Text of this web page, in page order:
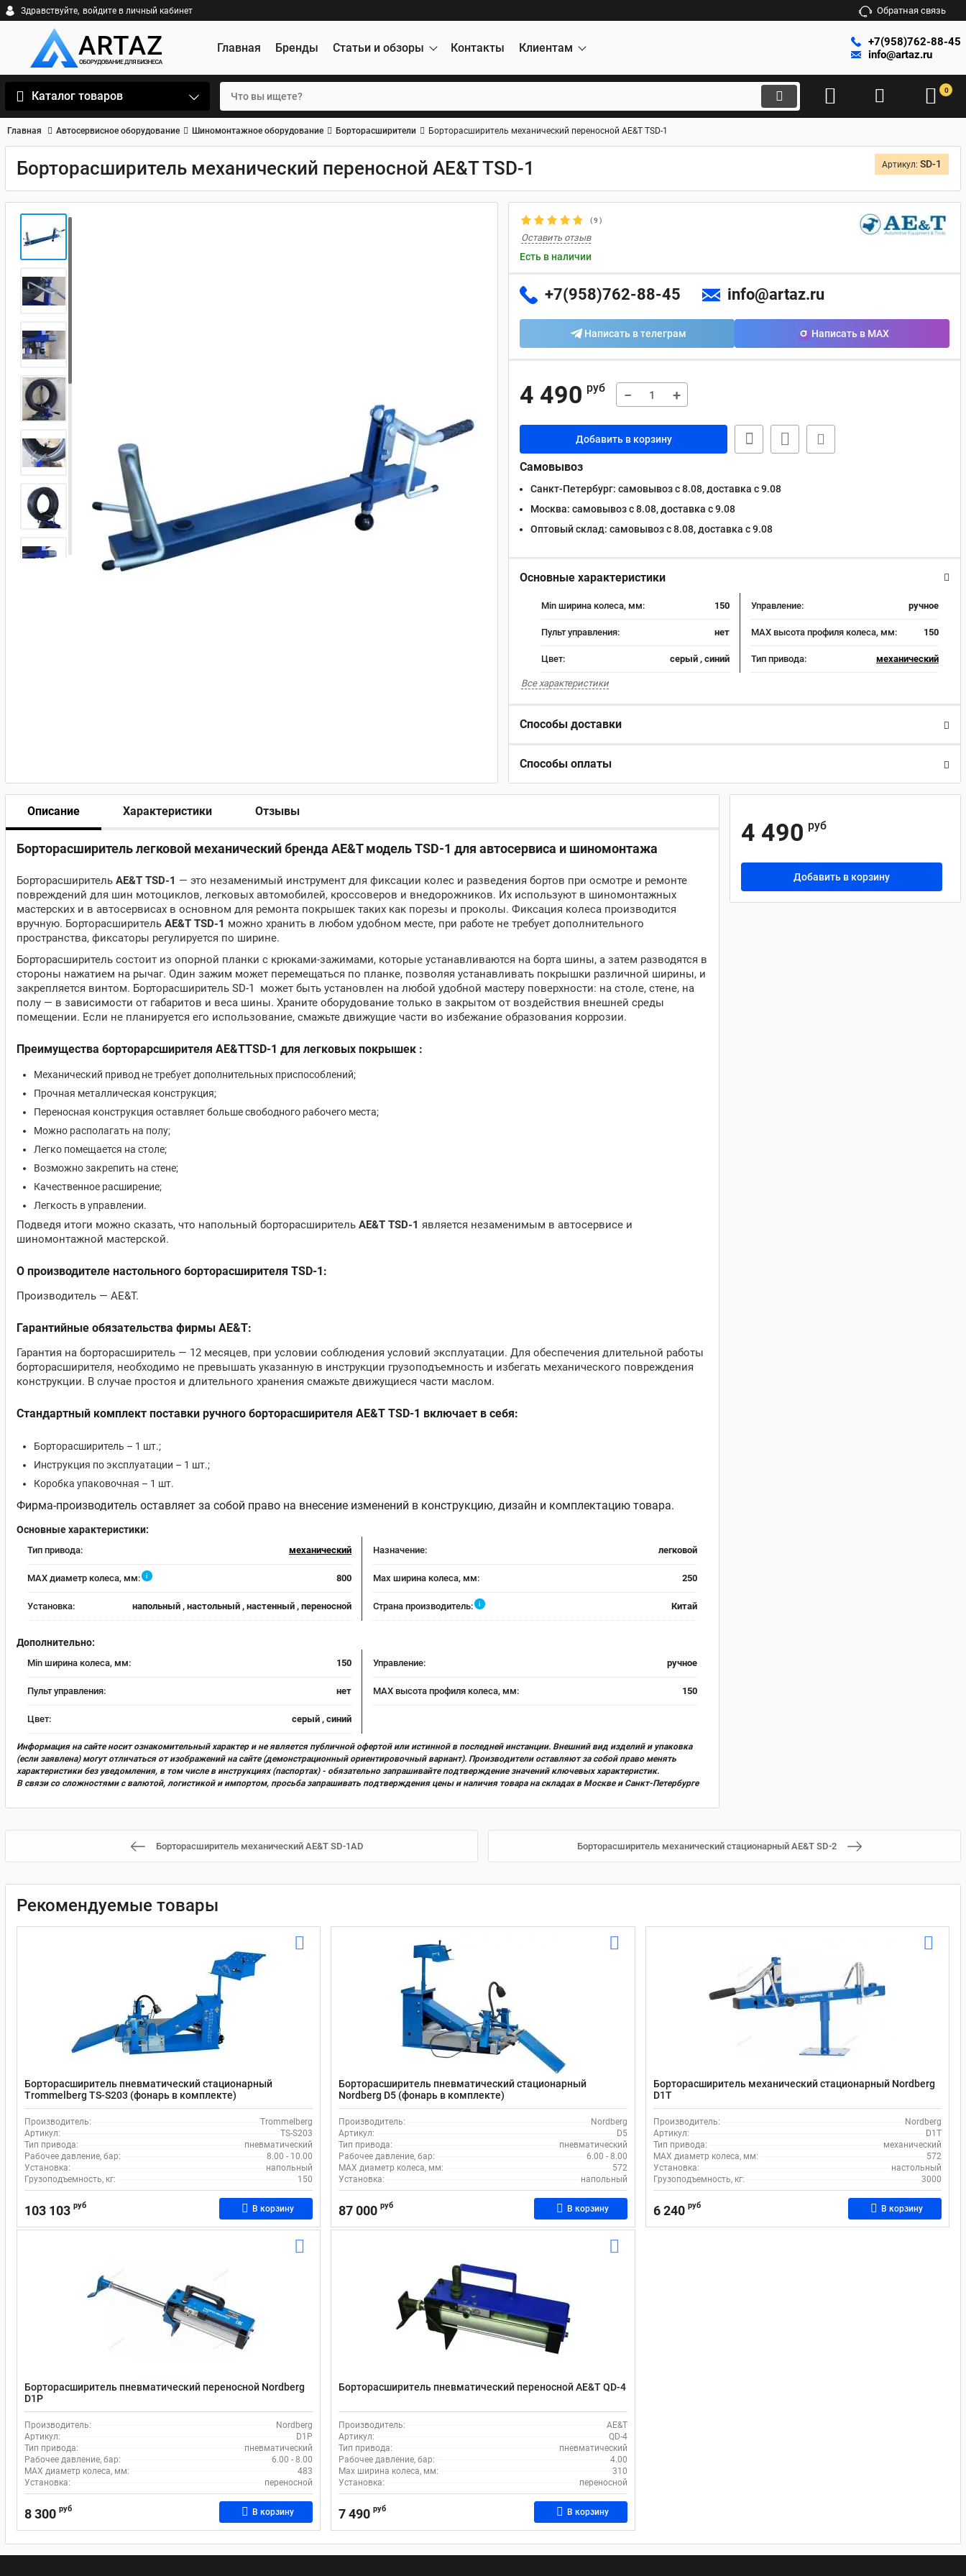
Здравствуйте, войдите в личный кабинет Обратная связь
Главная Бренды Статьи и обзоры Контакты Клиентам
+7(958)762-88-45
info@artaz.ru
Каталог товаров 0
Главная Автосервисное оборудование Шиномонтажное оборудование Борторасширители Борторасширитель механический переносной AE&T TSD-1
Борторасширитель механический переносной AE&T TSD-1 Артикул: SD-1
(9 )
Оставить отзыв
Есть в наличии
+7(958)762-88-45 info@artaz.ru
Написать в телеграм Написать в MAX
4 490 руб − +
Добавить в корзину
Самовывоз
Санкт-Петербург: самовывоз с 8.08, доставка c 9.08
Москва: самовывоз с 8.08, доставка c 9.08
Оптовый склад: самовывоз с 8.08, доставка c 9.08
Основные характеристики
Min ширина колеса, мм: 150 Управление: ручное
Пульт управления: нет MAX высота профиля колеса, мм: 150
Цвет: серый , синий Тип привода: механический
Все характеристики
Способы доставки
Способы оплаты
Описание Характеристики Отзывы
Борторасширитель легковой механический бренда AE&T модель TSD-1 для автосервиса и шиномонтажа
Борторасширитель AE&T TSD-1 — это незаменимый инструмент для фиксации колес и разведения бортов при осмотре и ремонте
повреждений для шин мотоциклов, легковых автомобилей, кроссоверов и внедорожников. Их используют в шиномонтажных
мастерских и в автосервисах в основном для ремонта покрышек таких как порезы и проколы. Фиксация колеса производится
вручную. Борторасширитель AE&T TSD-1 можно хранить в любом удобном месте, при работе не требует дополнительного
пространства, фиксаторы регулируется по ширине.
Борторасширитель состоит из опорной планки с крюками-зажимами, которые устанавливаются на борта шины, а затем разводятся в
стороны нажатием на рычаг. Один зажим может перемещаться по планке, позволяя устанавливать покрышки различной ширины, и
закрепляется винтом. Борторасширитель SD-1 может быть установлен на любой удобной мастеру поверхности: на столе, стене, на
полу — в зависимости от габаритов и веса шины. Храните оборудование только в закрытом от воздействия внешней среды
помещении. Если не планируется его использование, смажьте движущие части во избежание образования коррозии.
Преимущества борторарсширителя AE&TTSD-1 для легковых покрышек :
Механический привод не требует дополнительных приспособлений;
Прочная металлическая конструкция;
Переносная конструкция оставляет больше свободного рабочего места;
Можно располагать на полу;
Легко помещается на столе;
Возможно закрепить на стене;
Качественное расширение;
Легкость в управлении.
Подведя итоги можно сказать, что напольный борторасширитель AE&T TSD-1 является незаменимым в автосервисе и
шиномонтажной мастерской.
О производителе настольного борторасширителя TSD-1:
Производитель — AE&T.
Гарантийные обязательства фирмы AE&T:
Гарантия на борторасширитель — 12 месяцев, при условии соблюдения условий эксплуатации. Для обеспечения длительной работы
борторасширителя, необходимо не превышать указанную в инструкции грузоподъемность и избегать механического повреждения
конструкции. В случае простоя и длительного хранения смажьте движущиеся части маслом.
Стандартный комплект поставки ручного борторасширителя AE&T TSD-1 включает в себя:
Борторасширитель – 1 шт.;
Инструкция по эксплуатации – 1 шт.;
Коробка упаковочная – 1 шт.
Фирма-производитель оставляет за собой право на внесение изменений в конструкцию, дизайн и комплектацию товара.
Основные характеристики:
Тип привода: механический Назначение: легковой
MAX диаметр колеса, мм: i 800 Max ширина колеса, мм: 250
Установка: напольный , настольный , настенный , переносной Страна производитель: i Китай
Дополнительно:
Min ширина колеса, мм: 150 Управление: ручное
Пульт управления: нет MAX высота профиля колеса, мм: 150
Цвет: серый , синий
Информация на сайте носит ознакомительный характер и не является публичной офертой или истинной в последней инстанции. Внешний вид изделий и упаковка
(если заявлена) могут отличаться от изображений на сайте (демонстрационный ориентировочный вариант). Производители оставляют за собой право менять
характеристики без уведомления, в том числе в инструкциях (паспортах) - обязательно запрашивайте подтверждение значений ключевых характеристик.
В связи со сложностями с валютой, логистикой и импортом, просьба запрашивать подтверждения цены и наличия товара на складах в Москве и Санкт-Петербурге
4 490 руб
Добавить в корзину
Борторасширитель механический AE&T SD-1AD Борторасширитель механический стационарный AE&T SD-2
Рекомендуемые товары
Борторасширитель пневматический стационарный
Trommelberg TS-S203 (фонарь в комплекте)
Производитель:
Trommelberg
Артикул:
TS-S203
Тип привода:
пневматический
Рабочее давление, бар:
8.00 - 10.00
Установка:
напольный
Грузоподъемность, кг:
150
103 103 руб В корзину
Борторасширитель пневматический стационарный
Nordberg D5 (фонарь в комплекте)
Производитель:
Nordberg
Артикул:
D5
Тип привода:
пневматический
Рабочее давление, бар:
6.00 - 8.00
MAX диаметр колеса, мм:
572
Установка:
напольный
87 000 руб В корзину
Борторасширитель механический стационарный Nordberg
D1T
Производитель:
Nordberg
Артикул:
D1T
Тип привода:
механический
MAX диаметр колеса, мм:
572
Установка:
настольный
Грузоподъемность, кг:
3000
6 240 руб В корзину
Борторасширитель пневматический переносной Nordberg
D1P
Производитель:
Nordberg
Артикул:
D1P
Тип привода:
пневматический
Рабочее давление, бар:
6.00 - 8.00
MAX диаметр колеса, мм:
483
Установка:
переносной
8 300 руб В корзину
Борторасширитель пневматический переносной AE&T QD-4
Производитель:
AE&T
Артикул:
QD-4
Тип привода:
пневматический
Рабочее давление, бар:
4.00
Max ширина колеса, мм:
310
Установка:
переносной
7 490 руб В корзину